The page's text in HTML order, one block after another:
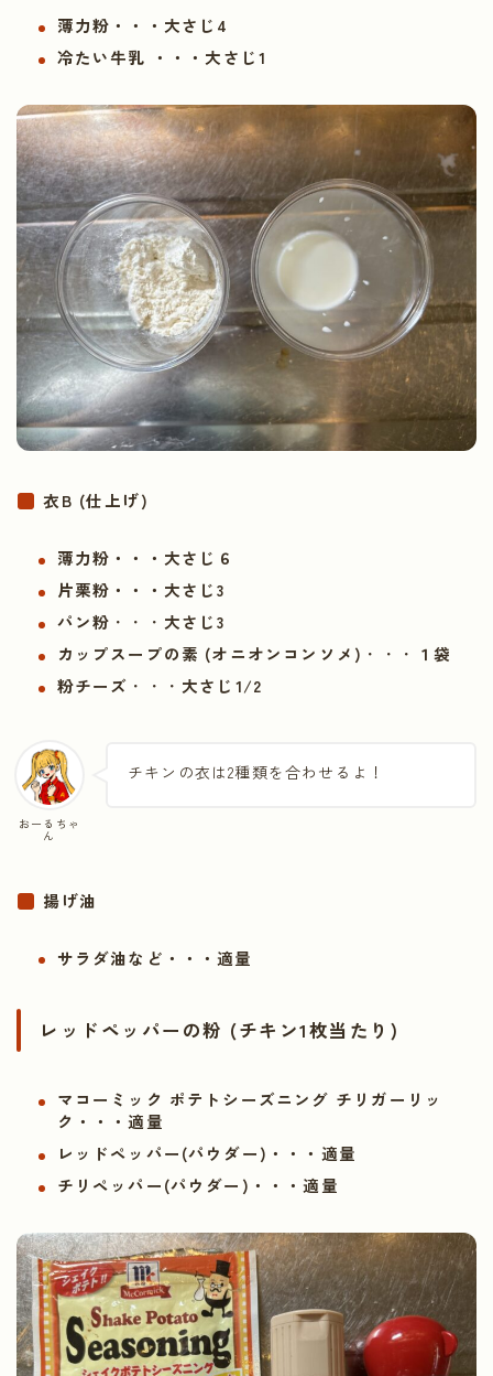
薄力粉・・・大さじ4
冷たい牛乳 ・・・大さじ1
衣B (仕上げ)
薄力粉・・・ 大さじ６
片栗粉・・・ 大さじ3
パン粉 ・・・ 大さじ3
カップスープの素 (オニオンコンソメ) ・・・ １袋
粉チーズ ・・・ 大さじ1/2
おーるちゃ
ん
チキンの衣は2種類を合わせるよ！
揚げ油
サラダ油など・・・適量
レッドペッパーの粉 (チキン1枚当たり)
マコーミック ポテトシーズニング チリガーリッ
ク・・・適量
レッドペッパー(パウダー)・・・適量
チリペッパー(パウダー)・・・適量